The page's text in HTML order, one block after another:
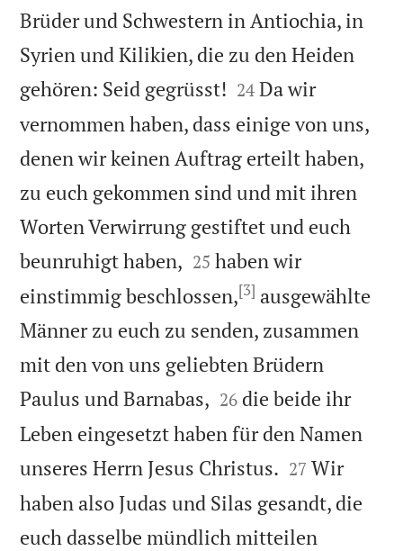
Brüder und Schwestern in Antiochia, in
Syrien und Kilikien, die zu den Heiden
gehören: Seid gegrüsst! 

24 Da wir
vernommen haben, dass einige von uns,
denen wir keinen Auftrag erteilt haben,
zu euch gekommen sind und mit ihren
Worten Verwirrung gestiftet und euch
beunruhigt haben, 

25 haben wir
einstimmig beschlossen,[3] ausgewählte
Männer zu euch zu senden, zusammen
mit den von uns geliebten Brüdern
Paulus und Barnabas, 

26 die beide ihr
Leben eingesetzt haben für den Namen
unseres Herrn Jesus Christus. 

27 Wir
haben also Judas und Silas gesandt, die
euch dasselbe mündlich mitteilen